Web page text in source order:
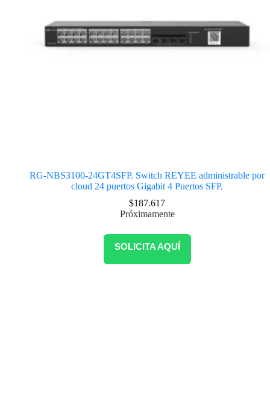
RG-NBS3100-24GT4SFP. Switch REYEE administrable por
cloud 24 puertos Gigabit 4 Puertos SFP.
$187.617
Próximamente
SOLICITA AQUÍ